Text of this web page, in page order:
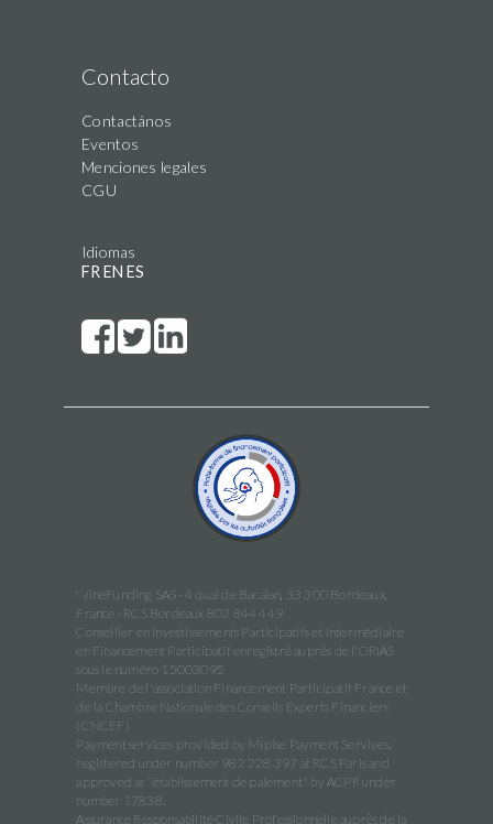
Contacto
Contactános
Eventos
Menciones legales
CGU
Idiomas
FR EN ES
WineFunding SAS · 4 quai de Bacalan, 33 300 Bordeaux,
France · RCS Bordeaux 802 844 449
Conseiller en Investissements Participatifs et Intermédiaire
en Financement Participatif enregistré auprès de l'ORIAS
sous le numéro 15003095
Membre de l'association Financement Participatif France et
de la Chambre Nationale des Conseils Experts Financiers
(CNCEF)
Payment services provided by Mipise Payment Servives,
registered under number 982 228 397 at RCS Paris and
approved as "établissement de paiement" by ACPR under
number 17838.
Assurance Responsabilité Civile Professionnelle auprès de la